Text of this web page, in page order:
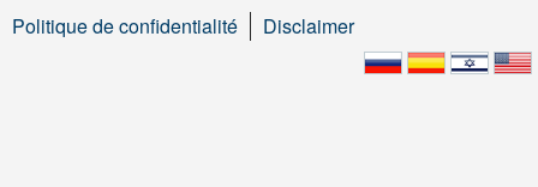
Politique de confidentialité Disclaimer